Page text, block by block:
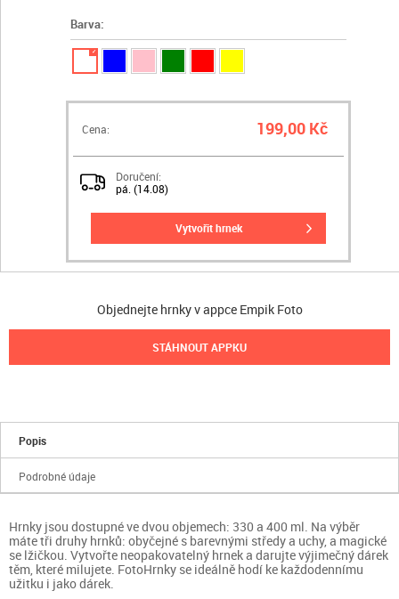
Barva:
✓
Cena: 199,00 Kč
Doručení:
pá. (14.08)
vytvořit hrnek
Objednejte hrnky v appce Empik Foto
STÁHNOUT APPKU
Popis
Podrobné údaje
Hrnky jsou dostupné ve dvou objemech: 330 a 400 ml. Na výběr
máte tři druhy hrnků: obyčejné s barevnými středy a uchy, a magické
se lžičkou. Vytvořte neopakovatelný hrnek a darujte výjimečný dárek
těm, které milujete. FotoHrnky se ideálně hodí ke každodennímu
užitku i jako dárek.